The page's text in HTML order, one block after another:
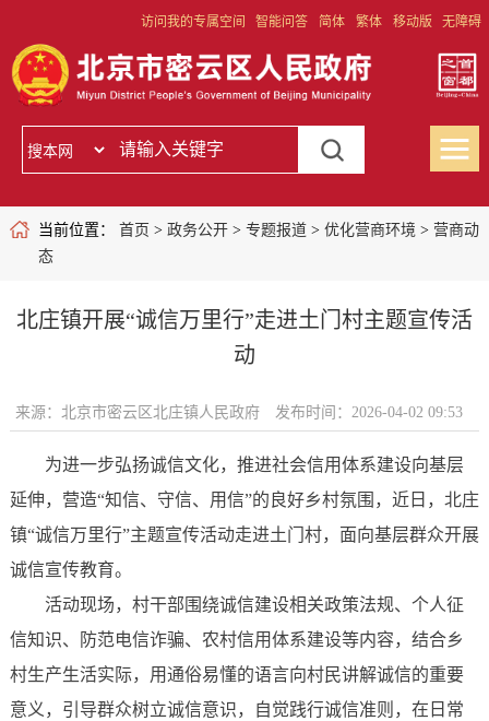
访问我的专属空间 智能问答 简体 繁体 移动版 无障碍
当前位置： 首页 > 政务公开> 专题报道> 优化营商环境 > 营商动
态
北庄镇开展“诚信万里行”走进土门村主题宣传活
动
来源：北京市密云区北庄镇人民政府 发布时间：2026-04-02 09:53
为进一步弘扬诚信文化，推进社会信用体系建设向基层
延伸，营造“知信、守信、用信”的良好乡村氛围，近日，北庄
镇“诚信万里行”主题宣传活动走进土门村，面向基层群众开展
诚信宣传教育。
活动现场，村干部围绕诚信建设相关政策法规、个人征
信知识、防范电信诈骗、农村信用体系建设等内容，结合乡
村生产生活实际，用通俗易懂的语言向村民讲解诚信的重要
意义，引导群众树立诚信意识，自觉践行诚信准则，在日常